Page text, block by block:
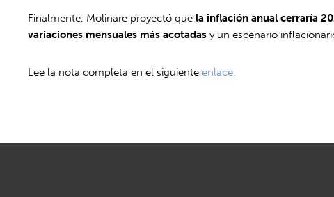
Finalmente, Molinare proyectó que la inflación anual cerraría
variaciones mensuales más acotadas y un escenario
Lee la nota completa en el siguienteenlace.